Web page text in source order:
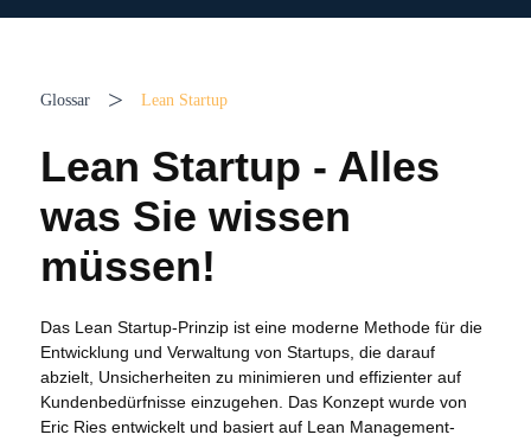
Glossar > Lean Startup
Lean Startup - Alles
was Sie wissen
müssen!
Das Lean Startup-Prinzip ist eine moderne Methode für die
Entwicklung und Verwaltung von Startups, die darauf
abzielt, Unsicherheiten zu minimieren und effizienter auf
Kundenbedürfnisse einzugehen. Das Konzept wurde von
Eric Ries entwickelt und basiert auf Lean Management-